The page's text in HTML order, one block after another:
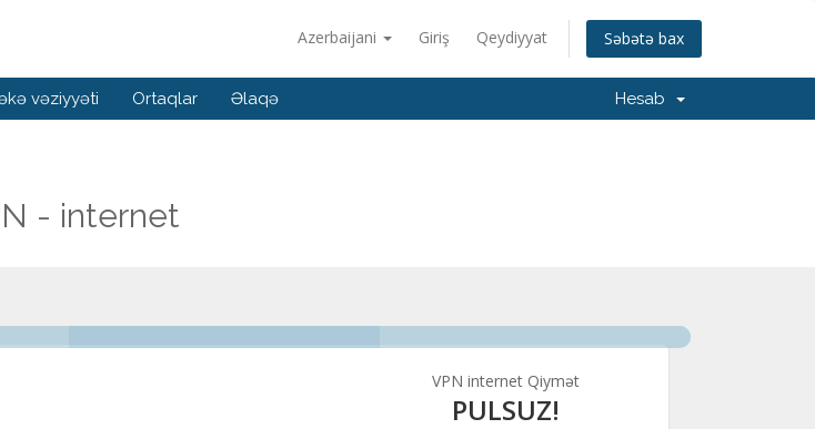
Azerbaijani Giriş Qeydiyyat Səbətə bax
vəziyyəti Ortaqlar Əlaqə Hesab
- internet
VPN internet Qiymət
PULSUZ!